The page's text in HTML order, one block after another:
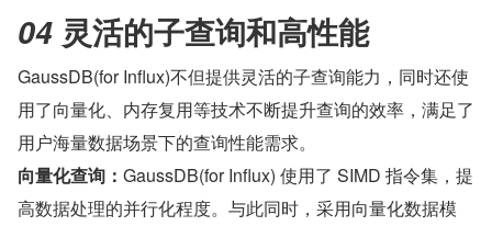
04 灵活的子查询和高性能
GaussDB(for Influx)不但提供灵活的子查询能力，同时还使
用了向量化、内存复用等技术不断提升查询的效率，满足了
用户海量数据场景下的查询性能需求。
向量化查询： GaussDB(for Influx) 使用了 SIMD 指令集，提
高数据处理的并行化程度。与此同时，采用向量化数据模